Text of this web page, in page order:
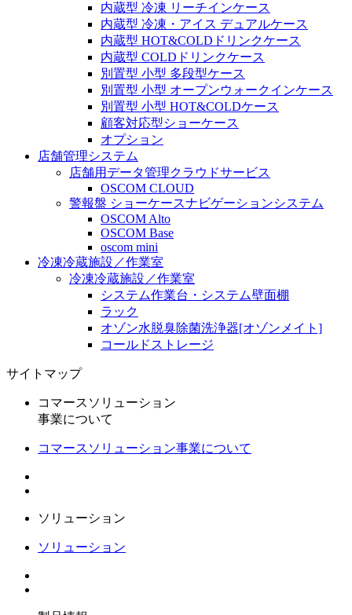
内蔵型 冷凍 リーチインケース
内蔵型 冷凍・アイス デュアルケース
内蔵型 HOT&COLDドリンクケース
内蔵型 COLDドリンクケース
別置型 小型 多段型ケース
別置型 小型 オープンウォークインケース
別置型 小型 HOT&COLDケース
顧客対応型ショーケース
オプション
店舗管理システム
店舗用データ管理クラウドサービス
OSCOM CLOUD
警報盤 ショーケースナビゲーションシステム
OSCOM Alto
OSCOM Base
oscom mini
冷凍冷蔵施設／作業室
冷凍冷蔵施設／作業室
システム作業台・システム壁面棚
ラック
オゾン水脱臭除菌洗浄器[オゾンメイト]
コールドストレージ
サイトマップ
コマースソリューション
事業について
コマースソリューション事業について
ソリューション
ソリューション